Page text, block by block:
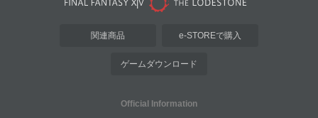
関連商品 e-STOREで購入
ゲームダウンロード
Official Information